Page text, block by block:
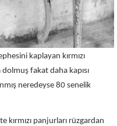
kaplayan kırmızı
fakat daha kapısı
neredeyse 80 senelik
kırmızı panjurları rüzgardan